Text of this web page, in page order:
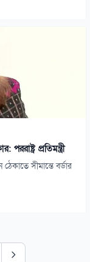
প্রতিমন্ত্রী
সীমান্তে বর্ডার